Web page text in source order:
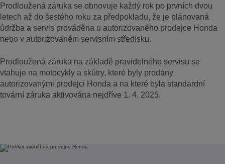
Prodloužená záruka se obnovuje každý rok po prvních dvou
letech až do šestého roku za předpokladu, že je plánovaná
údržba a servis prováděna u autorizovaného prodejce Honda
nebo v autorizovaném servisním středisku.
Prodloužená záruka na základě pravidelného servisu se
vtahuje na motocykly a skútry, které byly prodány
autorizovanými prodejci Honda a na které byla standardní
tovární záruka aktivována nejdříve 1. 4. 2025.